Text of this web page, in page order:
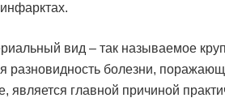
вид – так называемое
разновидность болезни,
является главной причиной